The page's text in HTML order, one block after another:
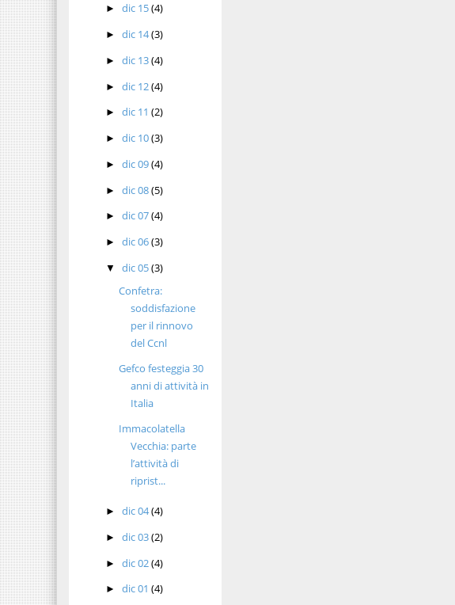
►dic 15(4)
►dic 14(3)
►dic 13(4)
►dic 12(4)
►dic 11(2)
►dic 10(3)
►dic 09(4)
►dic 08(5)
►dic 07(4)
►dic 06(3)
▼dic 05(3)
Confetra:
soddisfazione
per il rinnovo
del Ccnl
Gefco festeggia 30
anni di attività in
Italia
Immacolatella
Vecchia: parte
l’attività di
riprist...
►dic 04(4)
►dic 03(2)
►dic 02(4)
►dic 01(4)